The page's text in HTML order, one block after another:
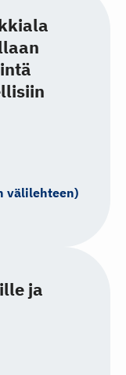
välilehteen)
ja